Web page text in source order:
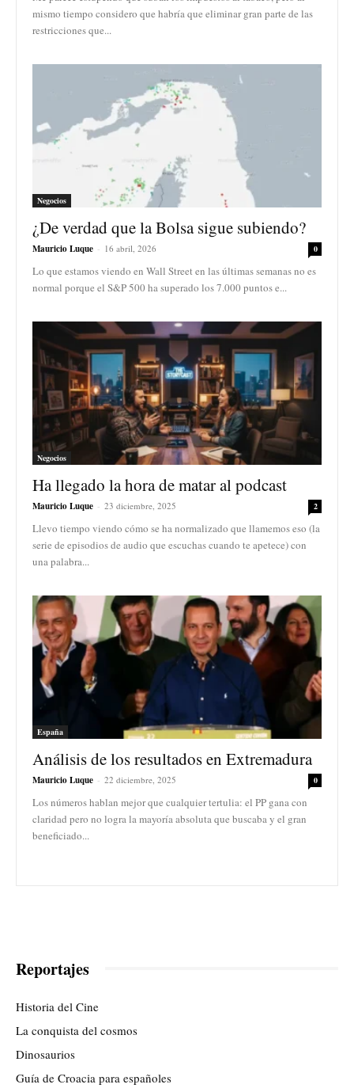
mismo tiempo considero que habría que eliminar gran parte de las
restricciones que...
Negocios
¿De verdad que la Bolsa sigue subiendo?
Mauricio Luque - 16 abril, 2026 0
Lo que estamos viendo en Wall Street en las últimas semanas no es
normal porque el S&P 500 ha superado los 7.000 puntos e...
Negocios
Ha llegado la hora de matar al podcast
Mauricio Luque - 23 diciembre, 2025 2
Llevo tiempo viendo cómo se ha normalizado que llamemos eso (la
serie de episodios de audio que escuchas cuando te apetece) con
una palabra...
España
Análisis de los resultados en Extremadura
Mauricio Luque - 22 diciembre, 2025 0
Los números hablan mejor que cualquier tertulia: el PP gana con
claridad pero no logra la mayoría absoluta que buscaba y el gran
beneficiado...
Reportajes
Historia del Cine
La conquista del cosmos
Dinosaurios
Guía de Croacia para españoles